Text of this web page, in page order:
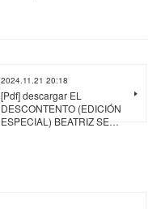
2024.11.21 20:18
[Pdf] descargar EL
DESCONTENTO (EDICIÓN
ESPECIAL) BEATRIZ SE…